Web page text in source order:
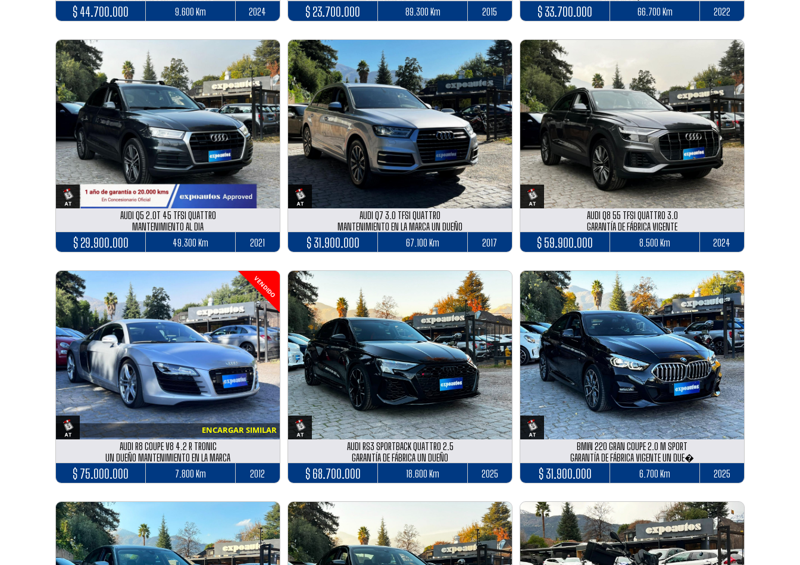
$ 44.700.000 9.600 Km 2024 $ 23.700.000 89.300 Km 2015 $ 33.700.000 66.700 Km 2022
AUDI Q5 2.0T 45 TFSI QUATTRO
MANTENIMIENTO AL DIA
$ 29.900.000 49.300 Km 2021
AUDI Q7 3.0 TFSI QUATTRO
MANTENIMIENTO EN LA MARCA UN DUEÑO
$ 31.900.000 67.100 Km 2017
AUDI Q8 55 TFSI QUATTRO 3.0
GARANTÍA DE FÁBRICA VIGENTE
$ 59.900.000 8.500 Km 2024
VENDIDO
ENCARGAR SIMILAR
AUDI R8 COUPE V8 4.2 R TRONIC
UN DUEÑO MANTENIMIENTO EN LA MARCA
$ 75.000.000 7.800 Km 2012
AUDI RS3 SPORTBACK QUATTRO 2.5
GARANTÍA DE FÁBRICA UN DUEÑO
$ 68.700.000 18.600 Km 2025
BMW 220 GRAN COUPE 2.0 M SPORT
GARANTÍA DE FÁBRICA VIGENTE UN DUE�
$ 31.900.000 6.700 Km 2025